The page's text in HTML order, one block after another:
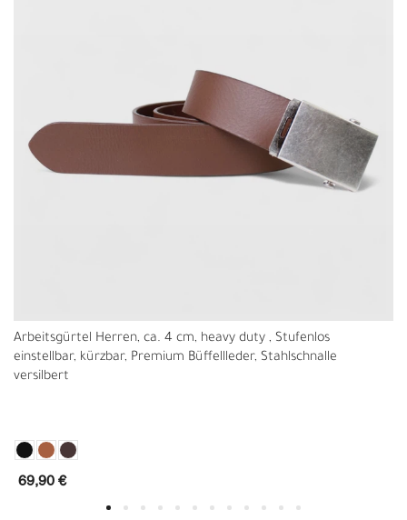
Arbeitsgürtel Herren, ca. 4 cm, heavy duty , Stufenlos
einstellbar, kürzbar, Premium Büffellleder, Stahlschnalle
versilbert
69,90 €